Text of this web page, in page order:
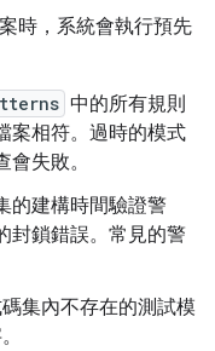
時，系統會執行預先
中的所有規則
案相符。過時的模式
失敗。
的建構時間驗證警
封鎖錯誤。常見的警
集內不存在的測試模